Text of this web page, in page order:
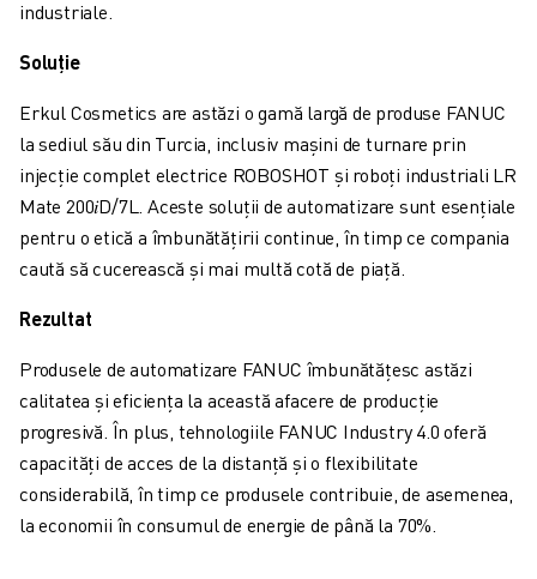
FANUC ACADEMY
SOLUȚII EDUCAȚIONALE
WORLDSKILLS ȘI TINERELE TALENTE
EVENIMENTE EDUCAȚIONALE
ȘTIRI ȘI MEDIA
ȘTIRI ȘI MEDIA
EVENIMENTE
EVENIMENTE EDUCAȚIONALE
DESPRE FANUC
LOCAȚIILE NOASTRE
SUSTENABILITATE
CARIERĂ
PROIECTAȚI VIITORUL CU FANUC
ALĂTURAȚI-VĂ ECHIPEI FANUC » CARIERĂ
CONTACT
industriale.
Soluție
Erkul Cosmetics are astăzi o gamă largă de produse FANUC
la sediul său din Turcia, inclusiv mașini de turnare prin
injecție complet electrice ROBOSHOT și roboți industriali LR
Mate 200𝑖D/7L. Aceste soluții de automatizare sunt esențiale
pentru o etică a îmbunătățirii continue, în timp ce compania
caută să cucerească și mai multă cotă de piață.
Rezultat
Produsele de automatizare FANUC îmbunătățesc astăzi
calitatea și eficiența la această afacere de producție
progresivă. În plus, tehnologiile FANUC Industry 4.0 oferă
capacități de acces de la distanță și o flexibilitate
considerabilă, în timp ce produsele contribuie, de asemenea,
la economii în consumul de energie de până la 70%.